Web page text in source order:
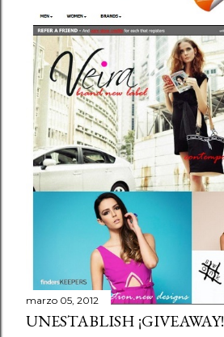
marzo 05, 2012
UNESTABLISH ¡GIVEAWAY!